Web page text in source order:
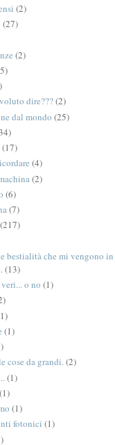
(2)
(27)
(2)
dire???(2)
dal mondo (25)
(17)
(4)
(2)
(6)
(7)
(217)
bestialità che mi vengono in
(13)
o no (1)
(1)
cose da grandi.(2)
(1)
(1)
(1)
fotonici (1)